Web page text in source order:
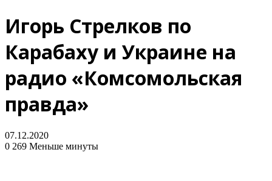
Игорь Стрелков по
Карабаху и Украине на
радио «Комсомольская
правда»
07.12.2020
0 269 Меньше минуты